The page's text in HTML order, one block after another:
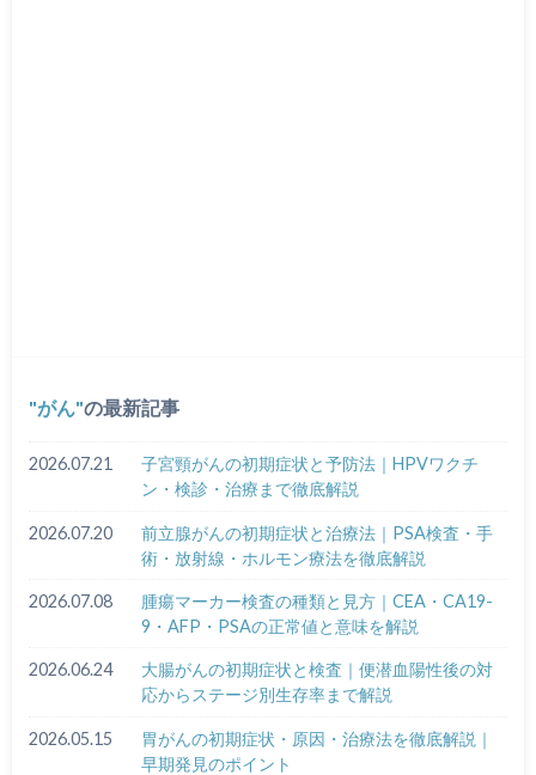
がん の最新記事
2026.07.21
子宮頸がんの初期症状と予防法｜HPVワクチ
ン・検診・治療まで徹底解説
2026.07.20
前立腺がんの初期症状と治療法｜PSA検査・手
術・放射線・ホルモン療法を徹底解説
2026.07.08
腫瘍マーカー検査の種類と見方｜CEA・CA19-
9・AFP・PSAの正常値と意味を解説
2026.06.24
大腸がんの初期症状と検査｜便潜血陽性後の対
応からステージ別生存率まで解説
2026.05.15
胃がんの初期症状・原因・治療法を徹底解説｜
早期発見のポイント